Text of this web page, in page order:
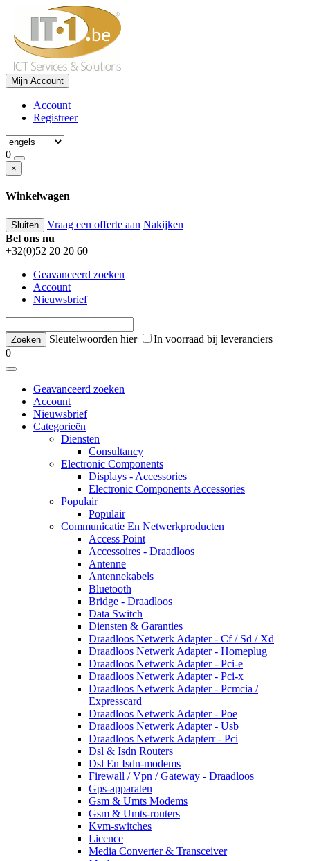
Mijn Account
Account
Registreer
0
×
Winkelwagen
Sluiten Vraag een offerte aan Nakijken
Bel ons nu
+32(0)52 20 20 60
Geavanceerd zoeken
Account
Nieuwsbrief
Sleutelwoorden hier
In voorraad bij leveranciers
0
Geavanceerd zoeken
Account
Nieuwsbrief
Categorieën
Diensten
Consultancy
Electronic Components
Displays - Accessories
Electronic Components Accessories
Populair
Populair
Communicatie En Netwerkproducten
Access Point
Accessoires - Draadloos
Antenne
Antennekabels
Bluetooth
Bridge - Draadloos
Data Switch
Diensten & Garanties
Draadloos Netwerk Adapter - Cf / Sd / Xd
Draadloos Netwerk Adapter - Homeplug
Draadloos Netwerk Adapter - Pci-e
Draadloos Netwerk Adapter - Pci-x
Draadloos Netwerk Adapter - Pcmcia /
Expresscard
Draadloos Netwerk Adapter - Poe
Draadloos Netwerk Adapter - Usb
Draadloos Netwerk Adapterr - Pci
Dsl & Isdn Routers
Dsl En Isdn-modems
Firewall / Vpn / Gateway - Draadloos
Gps-apparaten
Gsm & Umts Modems
Gsm & Umts-routers
Kvm-switches
Licence
Media Converter & Transceiver